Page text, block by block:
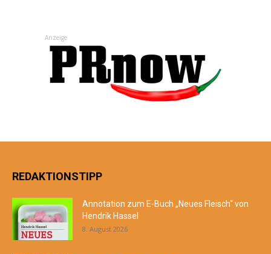
Anzeige
REDAKTIONSTIPP
Annotation zum E-Buch „Neues Fleisch“ von
Hendrik Hassel
8. August 2026